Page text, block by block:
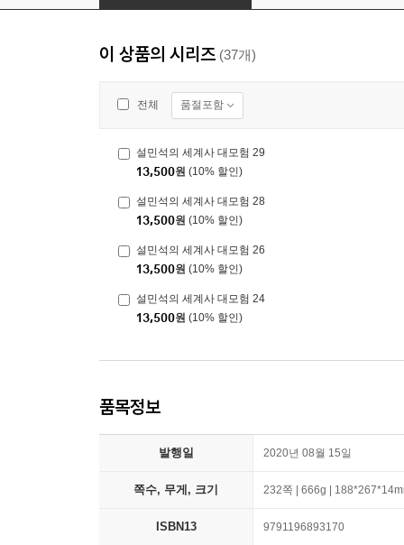
이 상품의 시리즈 (37개)
전체 품절포함
설민석의 세계사 대모험 29
13,500원 (10% 할인)
설민석의 세계사 대모험 28
13,500원 (10% 할인)
설민석의 세계사 대모험 26
13,500원 (10% 할인)
설민석의 세계사 대모험 24
13,500원 (10% 할인)
품목정보
발행일 2020년 08월 15일
쪽수, 무게, 크기 232쪽 | 666g |
ISBN13 9791196893170